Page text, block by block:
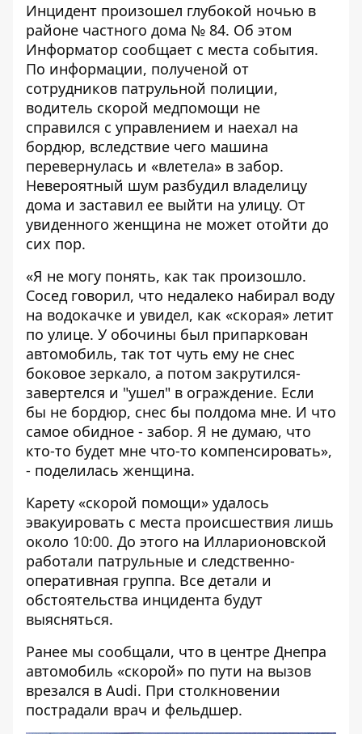
Инцидент произошел глубокой ночью в
районе частного дома № 84. Об этом
Информатор сообщает с места события.
По информации, полученой от
сотрудников патрульной полиции,
водитель скорой медпомощи не
справился с управлением и наехал на
бордюр, вследствие чего машина
перевернулась и «влетела» в забор.
Невероятный шум разбудил владелицу
дома и заставил ее выйти на улицу. От
увиденного женщина не может отойти до
сих пор.
«Я не могу понять, как так произошло.
Сосед говорил, что недалеко набирал воду
на водокачке и увидел, как «скорая» летит
по улице. У обочины был припаркован
автомобиль, так тот чуть ему не снес
боковое зеркало, а потом закрутился-
завертелся и "ушел" в ограждение. Если
бы не бордюр, снес бы полдома мне. И что
самое обидное - забор. Я не думаю, что
кто-то будет мне что-то компенсировать»,
- поделилась женщина.
Карету «скорой помощи» удалось
эвакуировать с места происшествия лишь
около 10:00. До этого на Илларионовской
работали патрульные и следственно-
оперативная группа. Все детали и
обстоятельства инцидента будут
выясняться.
Ранее мы сообщали, что в центре Днепра
автомобиль «скорой» по пути на вызов
врезался в Audi. При столкновении
пострадали врач и фельдшер.